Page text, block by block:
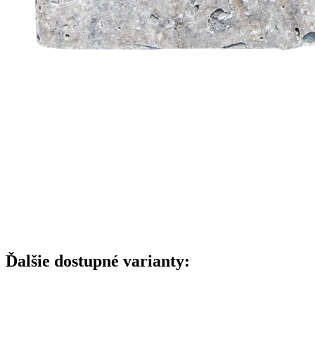
Ďalšie dostupné varianty: